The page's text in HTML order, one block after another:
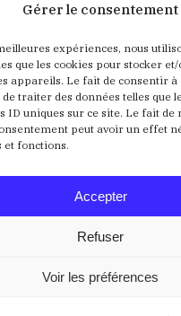
Gérer le consentement
expériences, nous
que les cookies pour stocker
appareils. Le fait de consentir à
traiter des données telles que
ID uniques sur ce site. Le fait de
peut avoir un effet
et fonctions.
Accepter
Refuser
Voir les préférences
:de 8 à 35€
places
JE RÉSERVE MES